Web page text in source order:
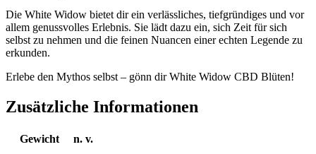
Die White Widow bietet dir ein verlässliches, tiefgründiges und vor
allem genussvolles Erlebnis. Sie lädt dazu ein, sich Zeit für sich
selbst zu nehmen und die feinen Nuancen einer echten Legende zu
erkunden.
Erlebe den Mythos selbst – gönn dir White Widow CBD Blüten!
Zusätzliche Informationen
Gewicht n. v.